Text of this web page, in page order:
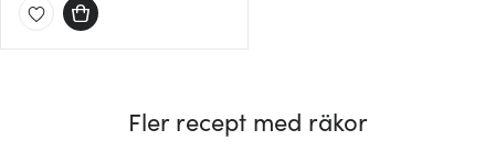
Fler recept med räkor